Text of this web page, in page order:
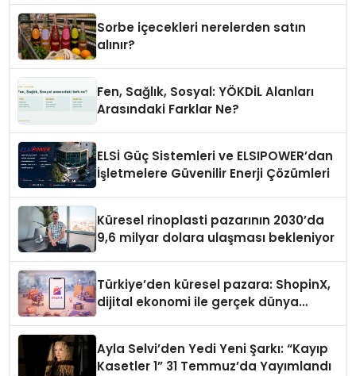
Sorbe içecekleri nerelerden satın
alınır?
Fen, Sağlık, Sosyal: YÖKDİL Alanları
Arasındaki Farklar Ne?
ELSİ Güç Sistemleri ve ELSIPOWER’dan
İşletmelere Güvenilir Enerji Çözümleri
Küresel rinoplasti pazarının 2030’da
9,6 milyar dolara ulaşması bekleniyor
Türkiye’den küresel pazara: ShopinX,
dijital ekonomi ile gerçek dünya
Ayla Selvi’den Yedi Yeni Şarkı: “Kayıp
Kasetler 1” 31 Temmuz’da Yayımlandı